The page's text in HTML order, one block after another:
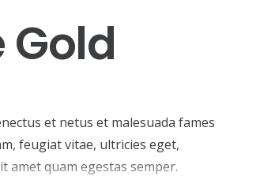
Gold
et netus et malesuada fames
feugiat vitae, ultricies eget,
amet quam egestas semper.